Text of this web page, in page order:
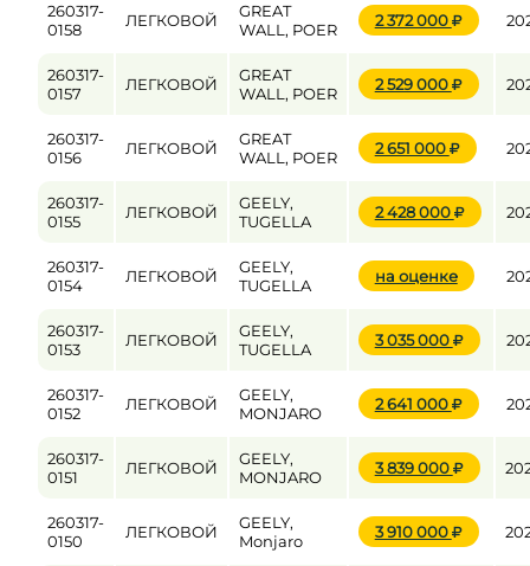
260317-
0158
ЛЕГКОВОЙ
GREAT
WALL, POER
2 372 000
260317-
0157
ЛЕГКОВОЙ
GREAT
WALL, POER
2 529 000
260317-
0156
ЛЕГКОВОЙ
GREAT
WALL, POER
2 651 000
260317-
0155
ЛЕГКОВОЙ
GEELY,
TUGELLA
2 428 000
260317-
0154
ЛЕГКОВОЙ
GEELY,
TUGELLA
на оценке
260317-
0153
ЛЕГКОВОЙ
GEELY,
TUGELLA
3 035 000
260317-
0152
ЛЕГКОВОЙ
GEELY,
MONJARO
2 641 000
260317-
0151
ЛЕГКОВОЙ
GEELY,
MONJARO
3 839 000
260317-
0150
ЛЕГКОВОЙ
GEELY,
Monjaro
3 910 000